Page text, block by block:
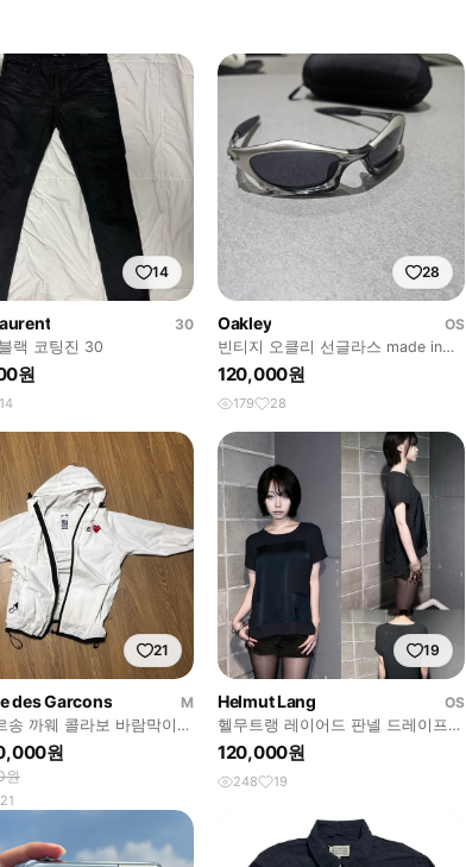
14
30
랙 코팅진 30
원
14
28
Oakley
OS
빈티지 오클리 선글라스 made in
usa
120,000원
179 28
21
des Garcons
M
송 까웨 콜라보 바람막이
원
원
21
19
Helmut Lang
OS
헬무트랭 레이어드 판넬 드레이프
티셔츠
120,000원
248 19